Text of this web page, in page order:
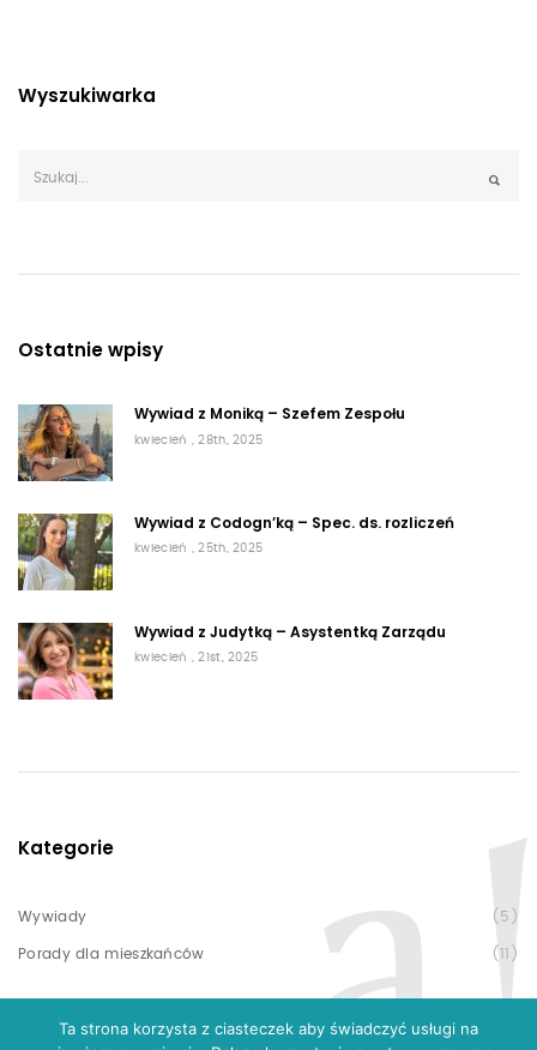
Wyszukiwarka
Ostatnie wpisy
Wywiad z Moniką – Szefem Zespołu
kwiecień , 28th, 2025
Wywiad z Codogn’ką – Spec. ds. rozliczeń
kwiecień , 25th, 2025
Wywiad z Judytką – Asystentką Zarządu
kwiecień , 21st, 2025
Kategorie
Wywiady (5)
Porady dla mieszkańców (11)
Ta strona korzysta z ciasteczek aby świadczyć usługi na